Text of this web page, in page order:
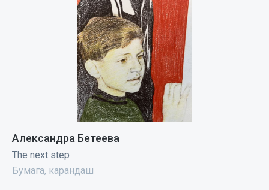
Александра Бетеева
The next step
Бумага, карандаш